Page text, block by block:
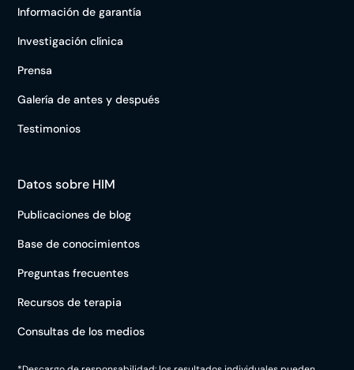
Información de garantía
Investigación clínica
Prensa
Galería de antes y después
Testimonios
Datos sobre HIM
Publicaciones de blog
Base de conocimientos
Preguntas frecuentes
Recursos de terapia
Consultas de los medios